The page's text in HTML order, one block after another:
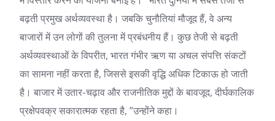
बढ़ती प्रमुख अर्थव्यवस्था है। जबकि चुनौतियां मौजूद हैं, वे अन्य
बाजारों में उन लोगों की तुलना में प्रबंधनीय हैं। कुछ तेजी से बढ़ती
अर्थव्यवस्थाओं के विपरीत, भारत गंभीर ऋण या अचल संपत्ति संकटों
का सामना नहीं करता है, जिससे इसकी वृद्धि अधिक टिकाऊ हो जाती
है। बाजार में उतार-चढ़ाव और राजनीतिक मुद्दों के बावजूद, दीर्घकालिक
प्रक्षेपवक्र सकारात्मक रहता है, ”उन्होंने कहा।